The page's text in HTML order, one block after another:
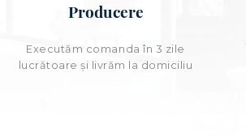
Producere
Executăm comanda în 3 zile
lucrătoare şi livrăm la domiciliu